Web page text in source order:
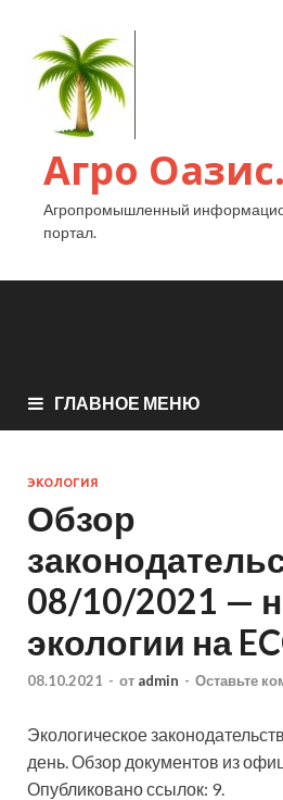
Агро Оазис.
Агропромышленный
портал.
ГЛАВНОЕ МЕНЮ
ЭКОЛОГИЯ
Обзор
08/10/2021 —
экологии на
08.10.2021 - от admin - Оставьте
Экологическое
день. Обзор документов из
Опубликовано ссылок: 9.